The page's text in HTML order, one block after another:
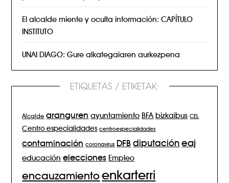
El alcalde miente y oculta información: CAPÍTULO
INSTITUTO
UNAI DIAGO: Gure alkategaiaren aurkezpena
ETIQUETAS / ETIKETAK:
Alcalde aranguren ayuntamiento BFA bizkaibus CEL
Centro especialidades centroespecialidades
contaminación coronavirus DFB diputación eaj
educación elecciones Empleo
encauzamiento enkarterri